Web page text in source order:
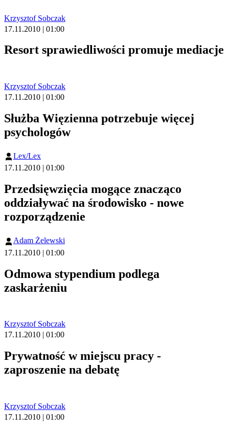
Krzysztof Sobczak
17.11.2010 | 01:00
Resort sprawiedliwości promuje mediacje
Krzysztof Sobczak
17.11.2010 | 01:00
Służba Więzienna potrzebuje więcej
psychologów
Lex/Lex
17.11.2010 | 01:00
Przedsięwzięcia mogące znacząco
oddziaływać na środowisko - nowe
rozporządzenie
Adam Żelewski
17.11.2010 | 01:00
Odmowa stypendium podlega
zaskarżeniu
Krzysztof Sobczak
17.11.2010 | 01:00
Prywatność w miejscu pracy -
zaproszenie na debatę
Krzysztof Sobczak
17.11.2010 | 01:00